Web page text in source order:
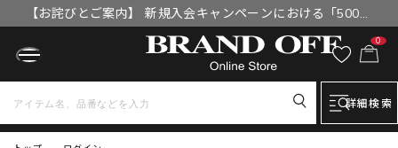
【お詫びとご案内】 新規入会キャンペーンにおける「500円
OFFクーポン」付与漏れと補填について
0
詳細検索